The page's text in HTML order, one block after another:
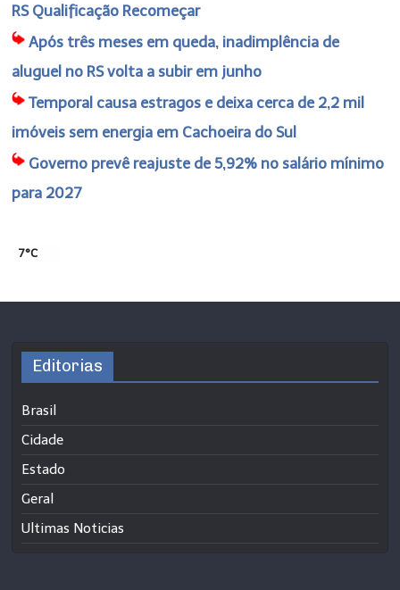
RS Qualificação Recomeçar
Após três meses em queda, inadimplência de
aluguel no RS volta a subir em junho
Temporal causa estragos e deixa cerca de 2,2 mil
imóveis sem energia em Cachoeira do Sul
Governo prevê reajuste de 5,92% no salário mínimo
para 2027
7°C
Editorias
Brasil
Cidade
Estado
Geral
Ultimas Noticias